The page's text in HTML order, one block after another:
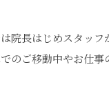
院長はじめスタッ
のご移動中やお仕